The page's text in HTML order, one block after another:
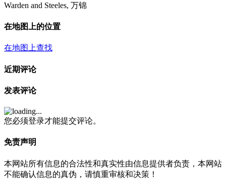
Warden and Steeles, 万锦
在地图上的位置
在地图上查找
近期评论
发表评论
您必须登录才能提交评论。
免责声明
本网站所有信息的合法性和真实性由信息提供者负责，本网站
不能确认信息的真伪，请慎重审核和决策！